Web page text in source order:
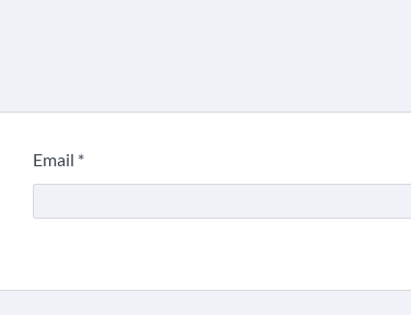
Email *